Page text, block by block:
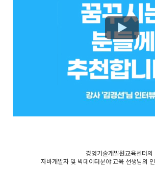
경영기술개발원교육센터의
자바개발자 및 빅데이터분야 교육 선생님의